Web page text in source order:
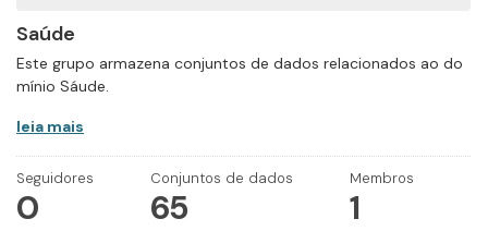
Saúde
Este grupo armazena conjuntos de dados relacionados ao do
mínio Sáude.
leia mais
Seguidores
0
Conjuntos de dados
65
Membros
1